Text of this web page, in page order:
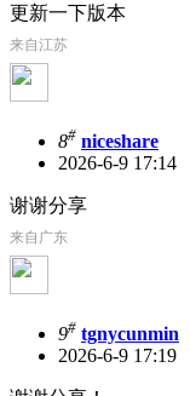
更新一下版本
来自江苏
8# niceshare
2026-6-9 17:14
谢谢分享
来自广东
9# tgnycunmin
2026-6-9 17:19